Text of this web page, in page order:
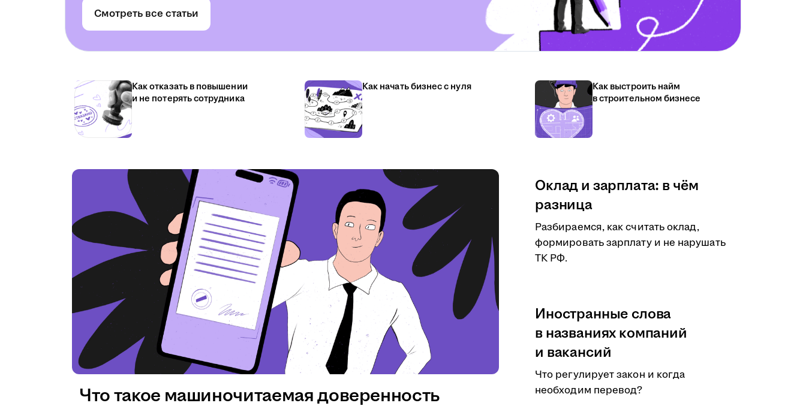
Смотреть все статьи
Как отказать в повышении
и не потерять сотрудника
Как начать бизнес с нуля
Как выстроить найм
в строительном бизнесе
Оклад и зарплата: в чём
разница
Разбираемся, как считать оклад,
формировать зарплату и не нарушать
ТК РФ.
Иностранные слова
в названиях компаний
и вакансий
Что регулирует закон и когда
необходим перевод?
Что такое машиночитаемая доверенность